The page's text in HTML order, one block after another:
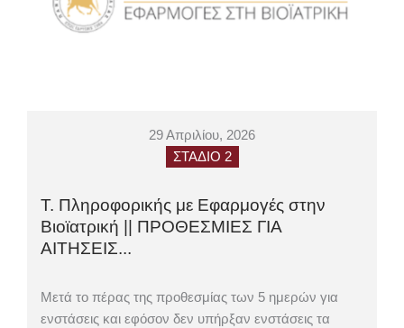
29 Απριλίου, 2026
ΣΤΑΔΙΟ 2
Τ. Πληροφορικής με Εφαρμογές στην
Βιοϊατρική || ΠΡΟΘΕΣΜΙΕΣ ΓΙΑ
ΑΙΤΗΣΕΙΣ...
Μετά το πέρας της προθεσμίας των 5 ημερών για
ενστάσεις και εφόσον δεν υπήρξαν ενστάσεις τα